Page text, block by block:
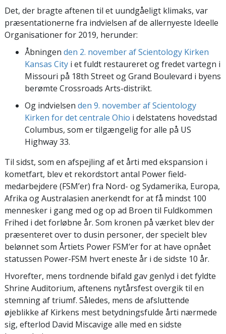
Det, der bragte aftenen til et uundgåeligt klimaks, var
præsentationerne fra indvielsen af de allernyeste Ideelle
Organisationer for 2019, herunder:
Åbningen den 2. november af Scientology Kirken
Kansas City i et fuldt restaureret og fredet vartegn i
Missouri på 18th Street og Grand Boulevard i byens
berømte Crossroads Arts-distrikt.
Og indvielsen den 9. november af Scientology
Kirken for det centrale Ohio i delstatens hovedstad
Columbus, som er tilgængelig for alle på US
Highway 33.
Til sidst, som en afspejling af et årti med ekspansion i
kometfart, blev et rekordstort antal Power field-
medarbejdere (FSM’er) fra Nord- og Sydamerika, Europa,
Afrika og Australasien anerkendt for at få mindst 100
mennesker i gang med og op ad Broen til Fuldkommen
Frihed i det forløbne år. Som kronen på værket blev der
præsenteret over to dusin personer, der specielt blev
belønnet som Årtiets Power FSM’er for at have opnået
statussen Power-FSM hvert eneste år i de sidste 10 år.
Hvorefter, mens tordnende bifald gav genlyd i det fyldte
Shrine Auditorium, aftenens nytårsfest overgik til en
stemning af triumf. Således, mens de afsluttende
øjeblikke af Kirkens mest betydningsfulde årti nærmede
sig, efterlod David Miscavige alle med en sidste